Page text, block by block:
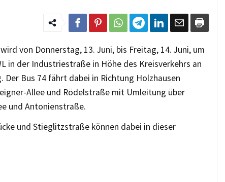
von Donnerstag, 13. Juni, bis Freitag, 14. Juni, um
in der Industriestraße in Höhe des Kreisverkehrs an
Bus 74 fährt dabei in Richtung Holzhausen
Allee und Rödelstraße mit Umleitung über
und Antonienstraße.
und Stieglitzstraße können dabei in dieser